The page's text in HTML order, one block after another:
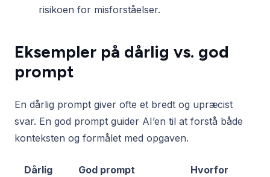
risikoen for misforståelser.
Eksempler på dårlig vs. god
prompt
En dårlig prompt giver ofte et bredt og upræcist
svar. En god prompt guider AI’en til at forstå både
konteksten og formålet med opgaven.
Dårlig
God prompt
Hvorfor